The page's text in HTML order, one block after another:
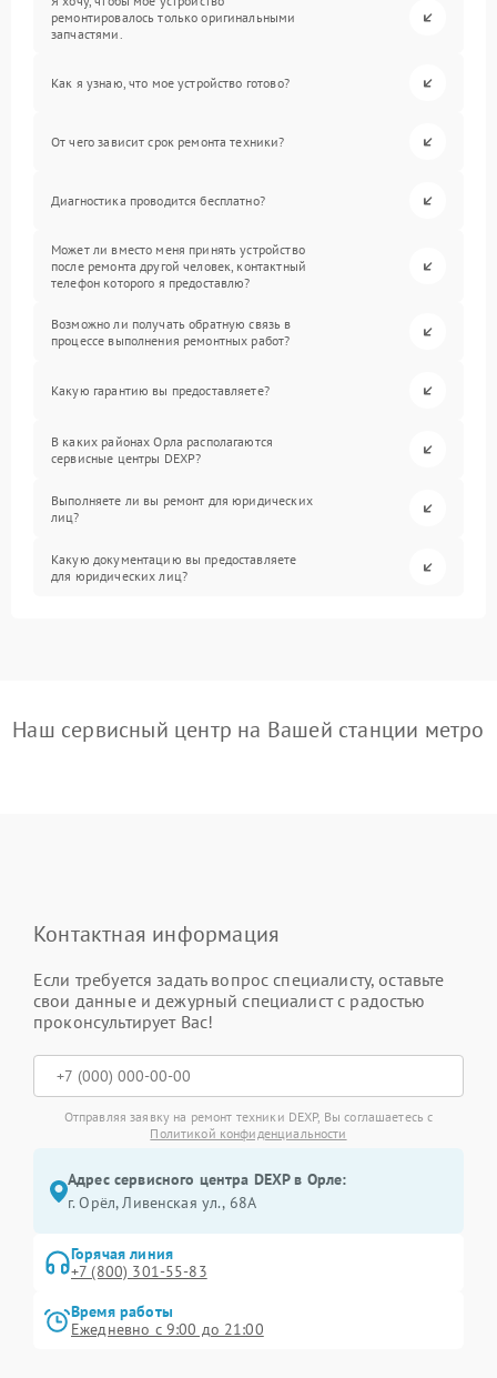
ремонтировалось только оригинальными
запчастями.
Как я узнаю, что мое устройство готово?
От чего зависит срок ремонта техники?
Диагностика проводится бесплатно?
Может ли вместо меня принять устройство
после ремонта другой человек, контактный
телефон которого я предоставлю?
Возможно ли получать обратную связь в
процессе выполнения ремонтных работ?
Какую гарантию вы предоставляете?
В каких районах Орла располагаются
сервисные центры DEXP?
Выполняете ли вы ремонт для юридических
лиц?
Какую документацию вы предоставляете
для юридических лиц?
Наш сервисный центр на Вашей станции метро
Контактная информация
Если требуется задать вопрос специалисту, оставьте
свои данные и дежурный специалист с радостью
проконсультирует Вас!
Отправляя заявку на ремонт техники DEXP, Вы соглашаетесь с
Политикой конфиденциальности
Адрес сервисного центра DEXP в Орле:
г. Орёл, Ливенская ул., 68А
Горячая линия
+7 (800) 301-55-83
Время работы
Ежедневно с 9:00 до 21:00